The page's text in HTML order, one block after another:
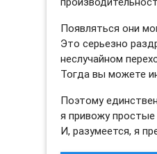
Появляться они
Это серьезно
неслучайном
Тогда вы можете
Поэтому
я привожу простые
И, разумеется, я